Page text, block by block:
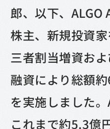
郎、以下、ALGO
株主、新規投資
三者割当増資お
融資により総額
を実施しました。
これまで約5.3億